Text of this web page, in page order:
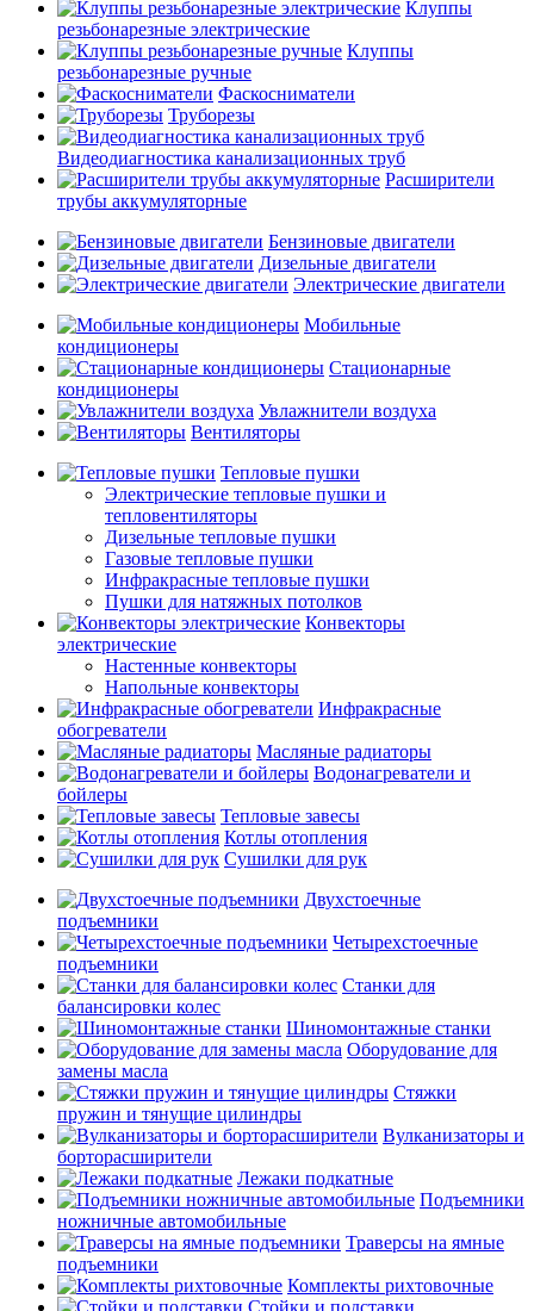
Клуппы
резьбонарезные электрические
Клуппы
резьбонарезные ручные
Фаскосниматели
Труборезы
Видеодиагностика канализационных труб
Расширители
трубы аккумуляторные
Бензиновые двигатели
Дизельные двигатели
Электрические двигатели
Мобильные
кондиционеры
Стационарные
кондиционеры
Увлажнители воздуха
Вентиляторы
Тепловые пушки
Электрические тепловые пушки и
тепловентиляторы
Дизельные тепловые пушки
Газовые тепловые пушки
Инфракрасные тепловые пушки
Пушки для натяжных потолков
Конвекторы
электрические
Настенные конвекторы
Напольные конвекторы
Инфракрасные
обогреватели
Масляные радиаторы
Водонагреватели и
бойлеры
Тепловые завесы
Котлы отопления
Сушилки для рук
Двухстоечные
подъемники
Четырехстоечные
подъемники
Станки для
балансировки колес
Шиномонтажные станки
Оборудование для
замены масла
Стяжки
пружин и тянущие цилиндры
Вулканизаторы и
борторасширители
Лежаки подкатные
Подъемники
ножничные автомобильные
Траверсы на ямные
подъемники
Комплекты рихтовочные
Стойки и подставки